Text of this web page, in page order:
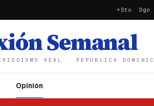
☀ Sto. Dgo.
Semanal
REAL · REPÚBLICA
Opinión